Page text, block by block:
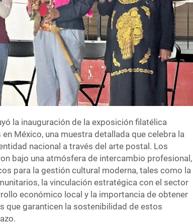
la inauguración de la exposición filatélica
México, una muestra detallada que celebra la
nacional a través del arte postal. Los
bajo una atmósfera de intercambio profesional,
para la gestión cultural moderna, tales como la
la vinculación estratégica con el sector
económico local y la importancia de obtener
que garanticen la sostenibilidad de estos